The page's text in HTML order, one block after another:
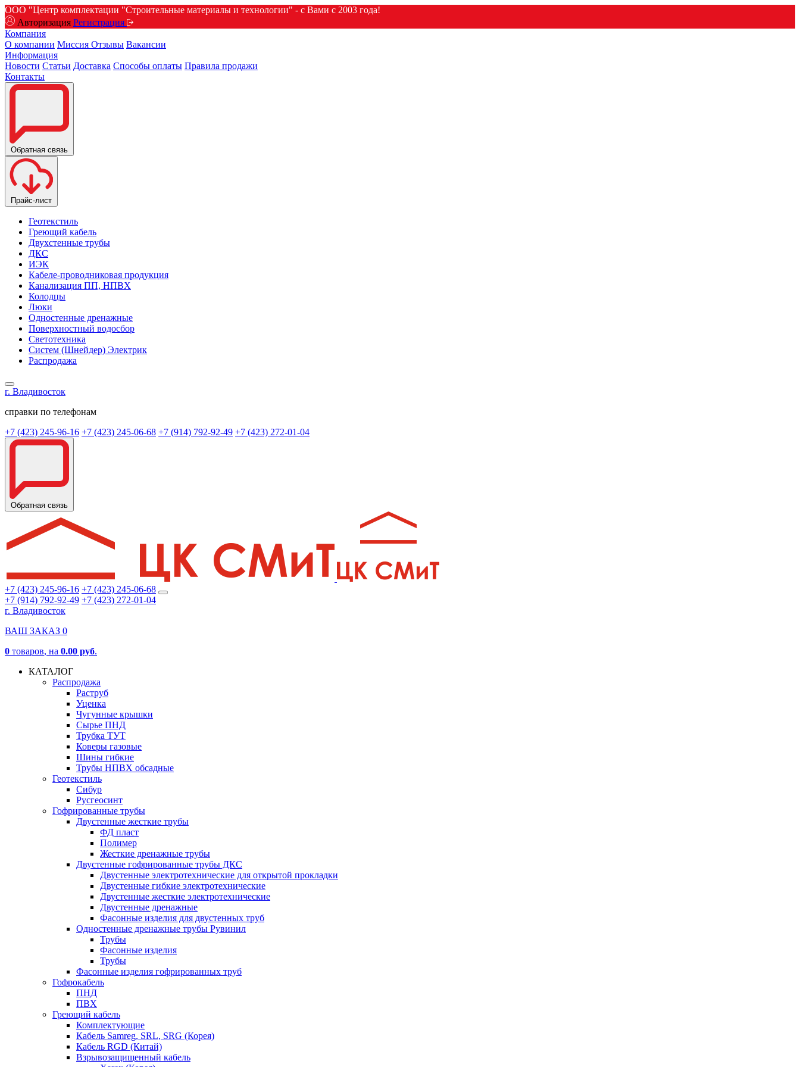
ООО "Центр комплектации "Строительные материалы и технологии" - с Вами с 2003 года!
Авторизация Регистрация
Компания
О компании Миссия Отзывы Вакансии
Информация
Новости Статьи Доставка Способы оплаты Правила продажи
Контакты
Обратная связь
Прайс-лист
Геотекстиль
Греющий кабель
Двухстенные трубы
ДКС
ИЭК
Кабеле-проводниковая продукция
Канализация ПП, НПВХ
Колодцы
Люки
Одностенные дренажные
Поверхностный водосбор
Светотехника
Систем (Шнейдер) Электрик
Распродажа
г. Владивосток
справки по телефонам
+7 (423) 245-96-16 +7 (423) 245-06-68 +7 (914) 792-92-49 +7 (423) 272-01-04
Обратная связь
+7 (423) 245-96-16 +7 (423) 245-06-68
+7 (914) 792-92-49 +7 (423) 272-01-04
г. Владивосток
ВАШ ЗАКАЗ 0
0 товаров, на 0.00 руб.
КАТАЛОГ
Распродажа
Раструб
Уценка
Чугунные крышки
Сырье ПНД
Трубка ТУТ
Коверы газовые
Шины гибкие
Трубы НПВХ обсадные
Геотекстиль
Сибур
Русгеосинт
Гофрированные трубы
Двустенные жесткие трубы
ФД пласт
Полимер
Жесткие дренажные трубы
Двустенные гофрированные трубы ДКС
Двустенные электротехнические для открытой прокладки
Двустенные гибкие электротехнические
Двустенные жесткие электротехнические
Двустенные дренажные
Фасонные изделия для двустенных труб
Одностенные дренажные трубы Рувинил
Трубы
Фасонные изделия
Трубы
Фасонные изделия гофрированных труб
Гофрокабель
ПНД
ПВХ
Греющий кабель
Комплектующие
Кабель Samreg, SRL, SRG (Корея)
Кабель RGD (Китай)
Взрывозащищенный кабель